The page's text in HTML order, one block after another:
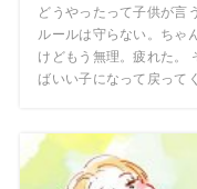
どうやったって子供が言
ルールは守らない。ちゃ
けどもう無理。疲れた。
ばいい子になって戻って